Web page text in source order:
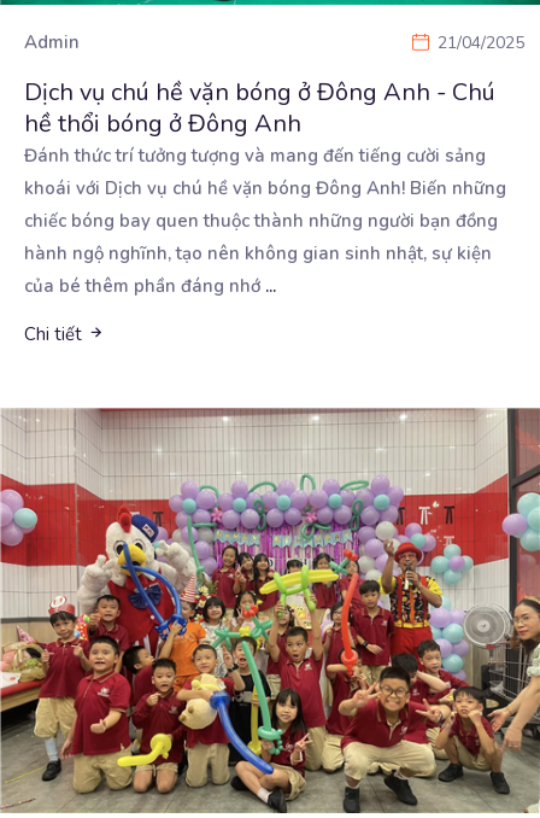
Admin 21/04/2025
Dịch vụ chú hề vặn bóng ở Đông Anh - Chú
hề thổi bóng ở Đông Anh
Đánh thức trí tưởng tượng và mang đến tiếng cười sảng
khoái với Dịch vụ chú hề vặn bóng Đông Anh! Biến những
chiếc bóng bay quen thuộc thành những người bạn đồng
hành ngộ nghĩnh, tạo nên không gian sinh nhật, sự kiện
của bé thêm phần đáng nhớ ...
Chi tiết